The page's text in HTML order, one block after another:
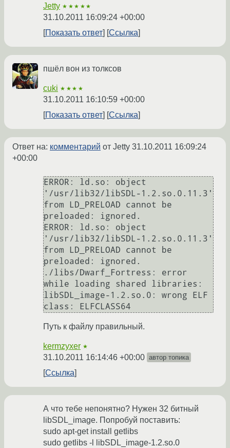
Jetty ★★★★★
31.10.2011 16:09:24 +00:00
Показать ответ
Ссылка
пшёл вон из толксов
cuki ★★★★
31.10.2011 16:10:59 +00:00
Показать ответ
Ссылка
Ответ на: комментарий от Jetty 31.10.2011 16:09:24
+00:00
ERROR: ld.so: object
'/usr/lib32/libSDL-1.2.so.0.11.3'
from LD_PRELOAD cannot be
preloaded: ignored.
ERROR: ld.so: object
'/usr/lib32/libSDL-1.2.so.0.11.3'
from LD_PRELOAD cannot be
preloaded: ignored.
./libs/Dwarf_Fortress: error
while loading shared libraries:
libSDL_image-1.2.so.0: wrong ELF
class: ELFCLASS64
Путь к файлу правильный.
kermzyxer ★
31.10.2011 16:14:46 +00:00 автор топика
Ссылка
А что тебе непонятно? Нужен 32 битный
libSDL_image. Попробуй поставить:
sudo apt-get install getlibs
sudo getlibs -l libSDL_image-1.2.so.0